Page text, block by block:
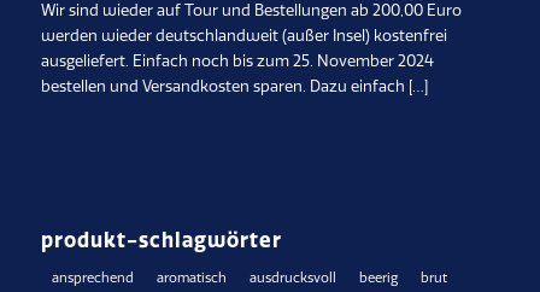
Wir sind wieder auf Tour und Bestellungen ab 200,00 Euro
werden wieder deutschlandweit (außer Insel) kostenfrei
ausgeliefert. Einfach noch bis zum 25. November 2024
bestellen und Versandkosten sparen. Dazu einfach […]
produkt-schlagwörter
ansprechend aromatisch ausdrucksvoll beerig brut